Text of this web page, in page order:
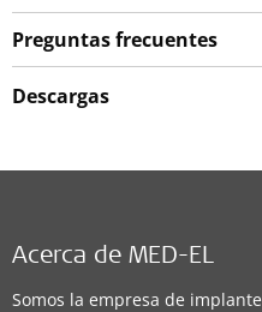
Preguntas frecuentes
Descargas
Acerca de MED-EL
Somos la empresa de